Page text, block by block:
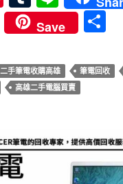
nt
er
es
t
u
m
bl
r
n
e
Save
二手筆電收購高雄 筆電回收
高雄二手電腦買賣